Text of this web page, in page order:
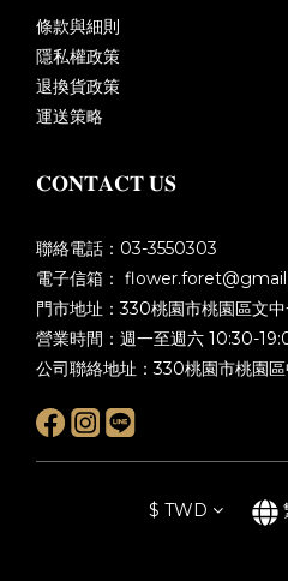
條款與細則
隱私權政策
退換貨政策
運送策略
𝐂𝐎𝐍𝐓𝐀𝐂𝐓 𝐔𝐒
聯絡電話：03-3550303
電子信箱：
門市地址：330桃園市桃園區文
營業時間：週一至週六 10:30-
公司聯絡地址：330桃園市桃園
$ TWD